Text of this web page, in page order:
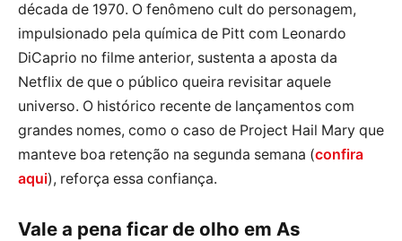
década de 1970. O fenômeno cult do personagem,
impulsionado pela química de Pitt com Leonardo
DiCaprio no filme anterior, sustenta a aposta da
Netflix de que o público queira revisitar aquele
universo. O histórico recente de lançamentos com
grandes nomes, como o caso de Project Hail Mary que
manteve boa retenção na segunda semana (confira
aqui), reforça essa confiança.
Vale a pena ficar de olho em As